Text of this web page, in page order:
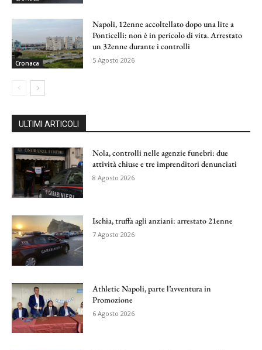
Cronaca
Napoli, 12enne accoltellato dopo una lite a
Ponticelli: non è in pericolo di vita. Arrestato
un 32enne durante i controlli
5 Agosto 2026
ULTIMI ARTICOLI
Nola, controlli nelle agenzie funebri: due
attività chiuse e tre imprenditori denunciati
8 Agosto 2026
Ischia, truffa agli anziani: arrestato 21enne
7 Agosto 2026
Athletic Napoli, parte l’avventura in
Promozione
6 Agosto 2026